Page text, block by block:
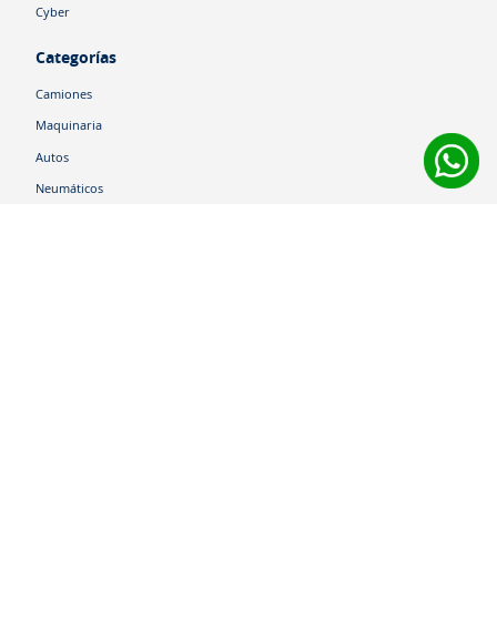
Cyber
Categorías
Camiones
Maquinaria
Autos
Neumáticos